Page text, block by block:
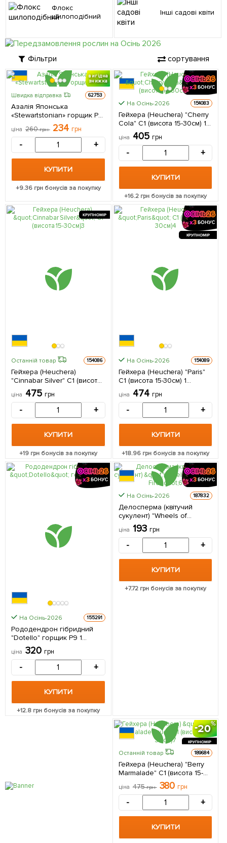
Флокс
шилоподібний
Інші садові квіти
Фільтри сортування
вигідна
знижка
Швидка відправка 62753
Азалія Японська
«Stewartstonian» горщик Р9
1 саджанець в упаковці
ціна 260грн 234 грн
- +
КУПИТИ
+9.36 грн бонусів за покупку
КРУПНОМІР
На Осінь-2026 154083
Гейхера (Heuchera) "Cherry
Cola" С1 (висота 15-30см) 1
саджанець в упаковці
ціна 405 грн
- +
КУПИТИ
+16.2грн бонусів за покупку
КРУПНОМІР
Останній товар 154086
Гейхера (Heuchera)
"Cinnabar Silver" С1 (висота
15-30см) 1 саджанець в
упаковці
ціна 475 грн
- +
КУПИТИ
+19 грн бонусів за покупку
КРУПНОМІР
На Осінь-2026 154089
Гейхера (Heuchera) "Paris"
С1 (висота 15-30см) 1
саджанець в упаковці
ціна 474 грн
- +
КУПИТИ
+18.96 грн бонусів за покупку
На Осінь-2026 155291
Рододендрон гібридний
"Dotello" горщик Р9 1
саджанець в упаковці
ціна 320 грн
- +
КУПИТИ
+12.8 грн бонусів за покупку
На Осінь-2026 187832
Делосперма (квітучий
сукулент) "Wheels of
Wonder Fire" (Кореневище)
1 саджанець в упаковці
ціна 193 грн
- +
КУПИТИ
+7.72грн бонусів за покупку
20
КРУПНОМІР
Останній товар 189684
Гейхера (Heuchera) "Berry
Marmalade" С1 (висота 15-
упаковці
ціна 475грн 380 грн
- +
КУПИТИ